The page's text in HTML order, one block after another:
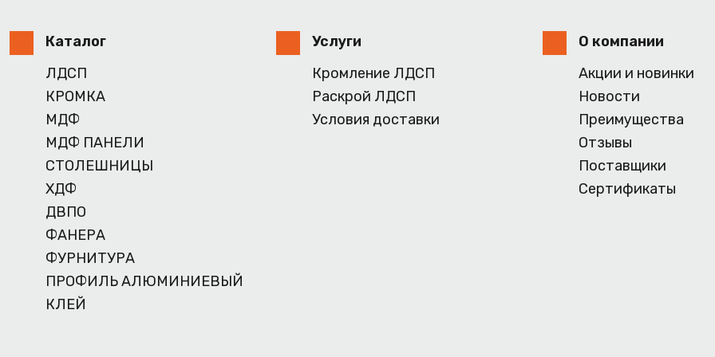
Каталог
ЛДСП
КРОМКА
МДФ
МДФ ПАНЕЛИ
СТОЛЕШНИЦЫ
ХДФ
ДВПО
ФАНЕРА
ФУРНИТУРА
ПРОФИЛЬ АЛЮМИНИЕВЫЙ
КЛЕЙ
Услуги
Кромление ЛДСП
Раскрой ЛДСП
Условия доставки
О компании
Акции и новинки
Новости
Преимущества
Отзывы
Поставщики
Сертификаты